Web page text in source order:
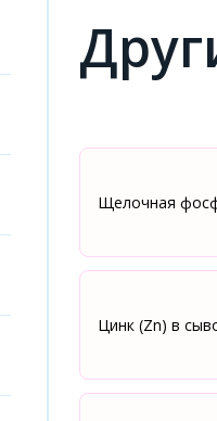
Щелочная
Цинк (Zn) в